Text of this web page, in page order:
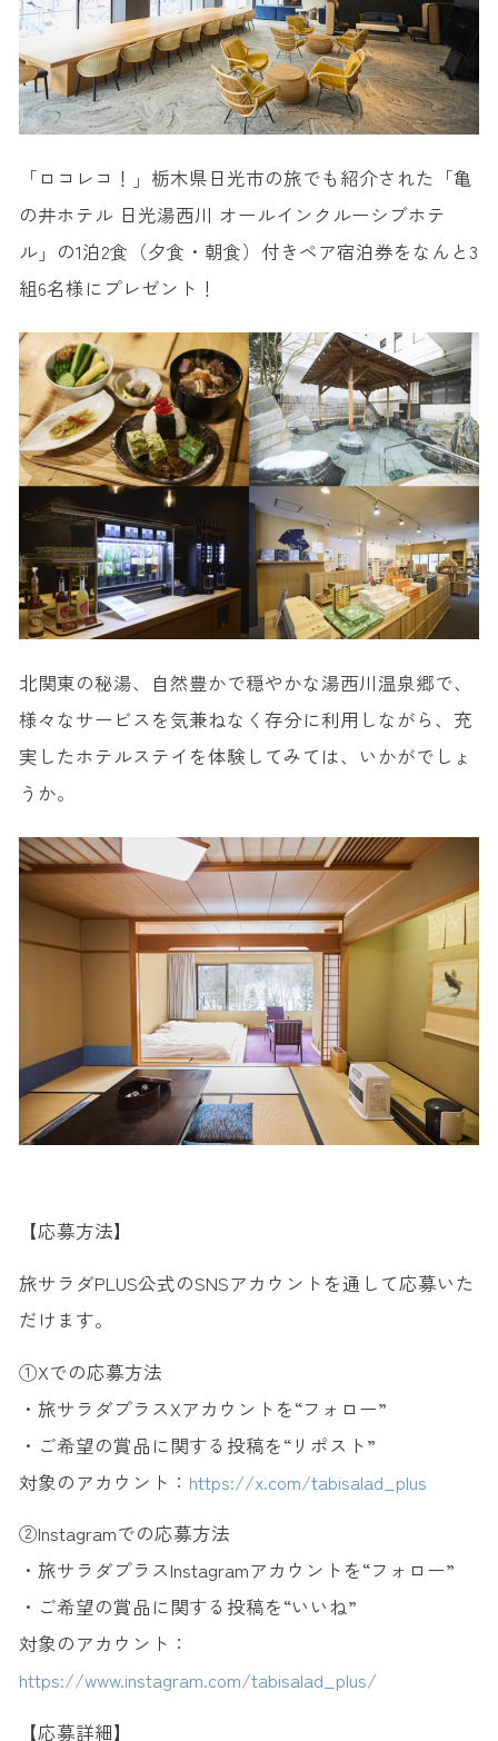
「ロコレコ！」栃木県日光市の旅でも紹介された「亀
の井ホテル 日光湯西川 オールインクルーシブホテ
ル」の1泊2食（夕食・朝食）付きペア宿泊券をなんと3
組6名様にプレゼント！
北関東の秘湯、自然豊かで穏やかな湯西川温泉郷で、
様々なサービスを気兼ねなく存分に利用しながら、充
実したホテルステイを体験してみては、いかがでしょ
うか。
【応募方法】
旅サラダPLUS公式のSNSアカウントを通して応募いた
だけます。
①Xでの応募方法
・旅サラダプラスXアカウントを“フォロー”
・ご希望の賞品に関する投稿を“リポスト”
対象のアカウント： https://x.com/tabisalad_plus
②Instagramでの応募方法
・旅サラダプラスInstagramアカウントを“フォロー”
・ご希望の賞品に関する投稿を“いいね”
対象のアカウント：
https://www.instagram.com/tabisalad_plus/
【応募詳細】